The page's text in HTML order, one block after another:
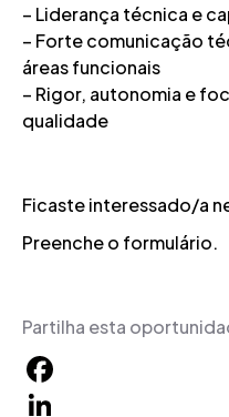
– Liderança técnica e
– Forte comunicação
áreas funcionais
– Rigor, autonomia e
qualidade
Ficaste interessado/a
Preenche o formulário.
Partilha esta
Facebook